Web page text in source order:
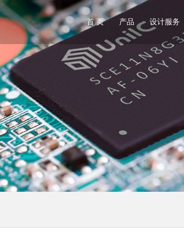
首 页 产品 设计服务